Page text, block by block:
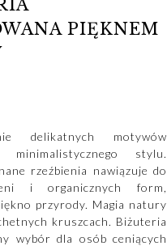
PIĘKNEM
delikatnych motywów
stylu.
rzeźbienia nawiązuje do
i organicznych form,
przyrody. Magia natury
kruszcach. Biżuteria
wybór dla osób ceniących